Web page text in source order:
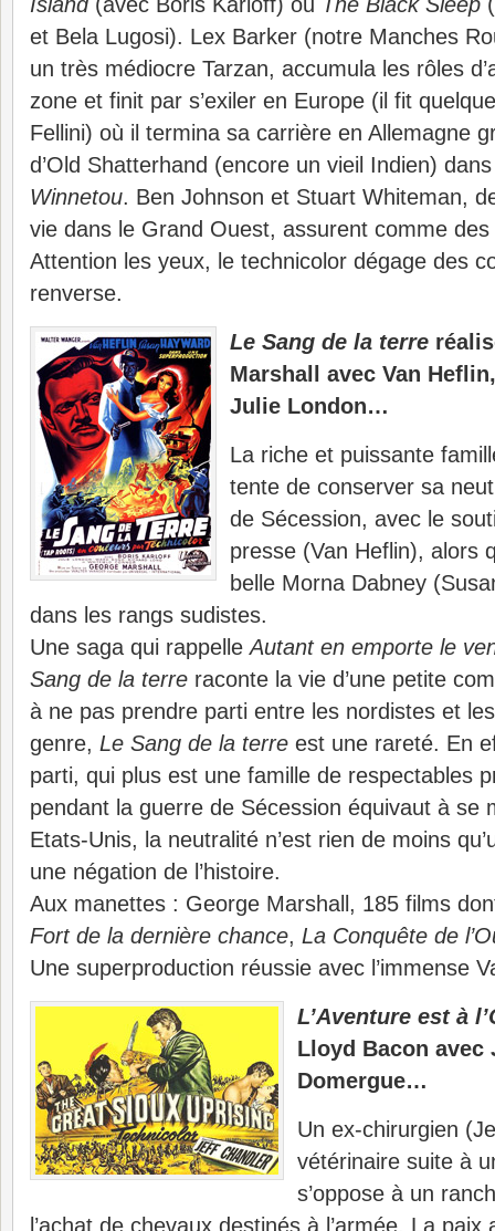
et Bela Lugosi). Lex Barker (notre Manches
un très médiocre Tarzan, accumula les rôles
zone et finit par s’exiler en Europe (il fit
Fellini) où il termina sa carrière en Allemagne
d’Old Shatterhand (encore un vieil Indien)
Winnetou. Ben Johnson et Stuart Whiteman,
vie dans le Grand Ouest, assurent comme
Attention les yeux, le technicolor dégage des
renverse.
Le Sang de la terre
Marshall avec Van
Julie London…
La riche et puissante
tente de conserver sa
de Sécession, avec le
presse (Van Heflin), alors
belle Morna Dabney
dans les rangs sudistes.
Une saga qui rappelleAutant en emporte le
Sang de la terre raconte la vie d’une petite
à ne pas prendre parti entre les nordistes et
genre, Le Sang de la terre est une rareté. En
parti, qui plus est une famille de respectables
pendant la guerre de Sécession équivaut à se
Etats-Unis, la neutralité n’est rien de moins
une négation de l’histoire.
Aux manettes : George Marshall, 185 films
Fort de la dernière chance, La Conquête de
Une superproduction réussie avec l’immense
L’Aventure est à
Lloyd Bacon avec
Domergue…
Un ex-chirurgien
vétérinaire suite à
s’oppose à un
l’achat de chevaux destinés à l’armée. La